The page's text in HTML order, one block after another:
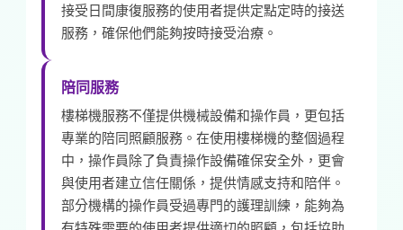
接受日間康復服務的使用者提供定點定時的接送
服務，確保他們能夠按時接受治療。
陪同服務
樓梯機服務不僅提供機械設備和操作員，更包括
專業的陪同照顧服務。在使用樓梯機的整個過程
中，操作員除了負責操作設備確保安全外，更會
與使用者建立信任關係，提供情感支持和陪伴。
部分機構的操作員受過專門的護理訓練，能夠為